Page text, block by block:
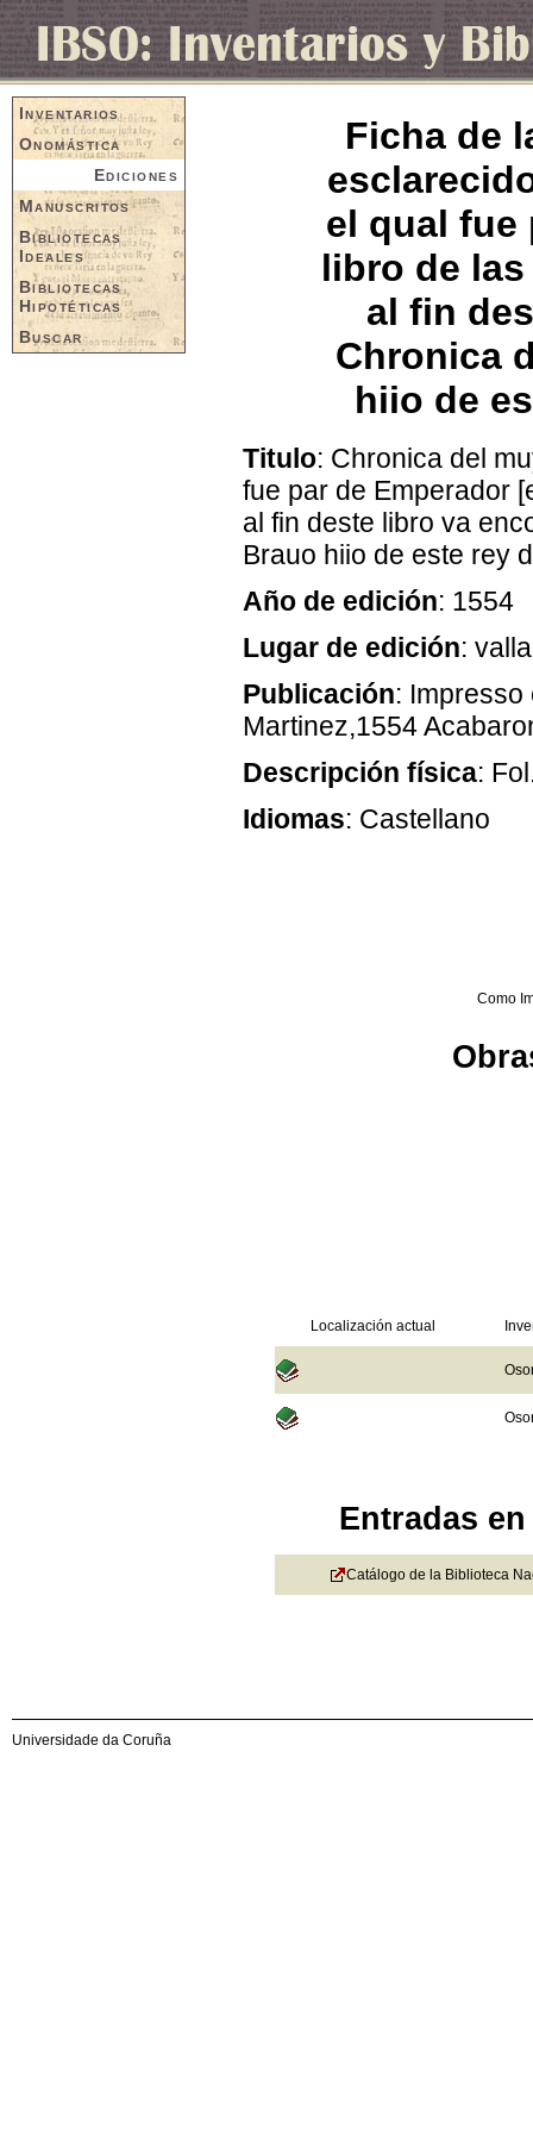
Inventarios
Onomástica
Ediciones
Manuscritos
Bibliotecas
Ideales
Bibliotecas
Hipotéticas
Buscar
Ficha de
el qual fue
libro de
al fin
Chronica
hiio de
Titulo: Chronica del
fue par de Emperador
al fin deste libro va
Brauo hiio de este rey
Año de edición: 1554
Lugar de edición:
Publicación:
Martinez,1554
Descripción física:
Idiomas: Castellano
Como
Localización actual
Entradas
Catálogo de la Biblioteca
Universidade da Coruña